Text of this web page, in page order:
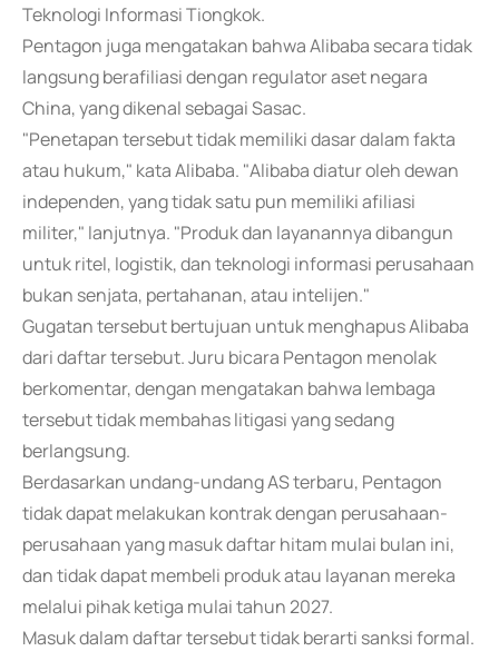
Teknologi Informasi Tiongkok.
Pentagon juga mengatakan bahwa Alibaba secara tidak
langsung berafiliasi dengan regulator aset negara
China, yang dikenal sebagai Sasac.
"Penetapan tersebut tidak memiliki dasar dalam fakta
atau hukum," kata Alibaba. "Alibaba diatur oleh dewan
independen, yang tidak satu pun memiliki afiliasi
militer," lanjutnya. "Produk dan layanannya dibangun
untuk ritel, logistik, dan teknologi informasi perusahaan
bukan senjata, pertahanan, atau intelijen."
Gugatan tersebut bertujuan untuk menghapus Alibaba
dari daftar tersebut. Juru bicara Pentagon menolak
berkomentar, dengan mengatakan bahwa lembaga
tersebut tidak membahas litigasi yang sedang
berlangsung.
Berdasarkan undang-undang AS terbaru, Pentagon
tidak dapat melakukan kontrak dengan perusahaan-
perusahaan yang masuk daftar hitam mulai bulan ini,
dan tidak dapat membeli produk atau layanan mereka
melalui pihak ketiga mulai tahun 2027.
Masuk dalam daftar tersebut tidak berarti sanksi formal.